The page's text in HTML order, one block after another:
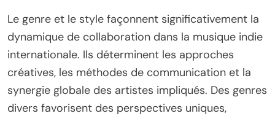
Le genre et le style façonnent significativement la
dynamique de collaboration dans la musique indie
internationale. Ils déterminent les approches
créatives, les méthodes de communication et la
synergie globale des artistes impliqués. Des genres
divers favorisent des perspectives uniques,